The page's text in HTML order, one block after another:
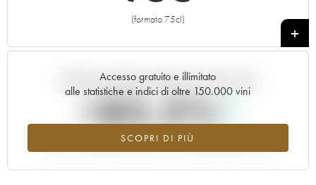
(formato 75cl)
+
Accesso gratuito e illimitato
alle statistiche e indici di oltre 150.000 vini
SCOPRI DI PIÙ
Andamento della quotazione in tempo reale
+85.5%
Valore in aumento per l'annata ---- nel 2026 rispetto al 2025